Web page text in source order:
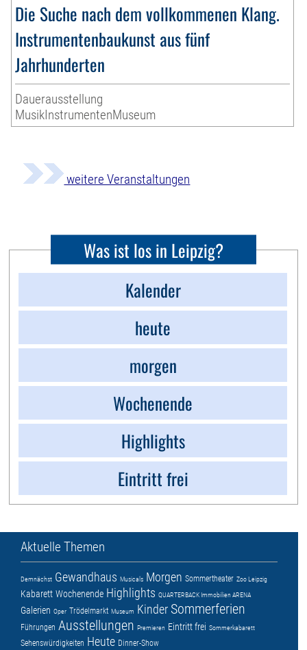
Die Suche nach dem vollkommenen Klang.
Instrumentenbaukunst aus fünf
Jahrhunderten
Dauerausstellung
MusikInstrumentenMuseum
weitere Veranstaltungen
Was ist los in Leipzig?
Kalender
heute
morgen
Wochenende
Highlights
Eintritt frei
Aktuelle Themen
Demnächst Gewandhaus Musicals Morgen Sommertheater Zoo Leipzig
Kabarett Wochenende Highlights QUARTERBACK Immobilien ARENA
Galerien Oper Trödelmarkt Museum Kinder Sommerferien
Führungen Ausstellungen Premieren Eintritt frei Sommerkabarett
Sehenswürdigkeiten Heute Dinner-Show